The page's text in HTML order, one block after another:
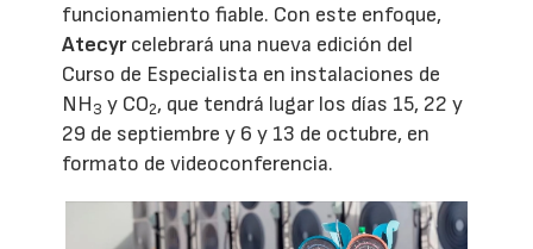
funcionamiento fiable. Con este enfoque,
Atecyrcelebrará una nueva edición del
Curso de Especialista en instalaciones de
NH3 y CO2, que tendrá lugar los días 15, 22 y
29 de septiembre y 6 y 13 de octubre, en
formato de videoconferencia.